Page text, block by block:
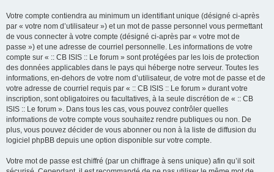
Votre compte contiendra au minimum un identifiant unique (désigné ci-après
par « votre nom d’utilisateur ») et un mot de passe personnel vous permettant
de vous connecter à votre compte (désigné ci-après par « votre mot de
passe ») et une adresse de courriel personnelle. Les informations de votre
compte sur « :: CB ISIS :: Le forum » sont protégées par les lois de protection
des données applicables dans le pays qui héberge notre serveur. Toutes les
informations, en-dehors de votre nom d’utilisateur, de votre mot de passe et de
votre adresse de courriel requis par « :: CB ISIS :: Le forum » durant votre
inscription, sont obligatoires ou facultatives, à la seule discrétion de « :: CB
ISIS :: Le forum ». Dans tous les cas, vous pouvez contrôler quelles
informations de votre compte vous souhaitez rendre publiques ou non. De
plus, vous pouvez décider de vous abonner ou non à la liste de diffusion du
logiciel phpBB depuis une option disponible sur votre compte.
Votre mot de passe est chiffré (par un chiffrage à sens unique) afin qu’il soit